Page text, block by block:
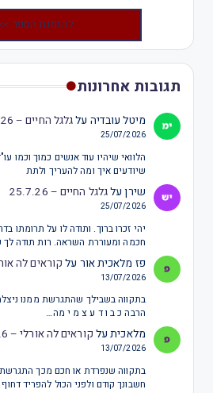
להזמנת הספר
תגובות אחרונות
מיטל עובדיה עלגלגל החיים – 25.7.26
25/07/2026
הלוואי שיהיו עוד אנשים כמוך וכמו
שיודעים איך ומה להעריך ולתת
שירןעלגלגל החיים – 25.7.26
25/07/2026
יהי זכרו ברוך. ותודה לו על תרומתו
חכמה ומעוררת השראה. רות תודה לך
פז מלאכית אור על קוראים לה אורלי
13/07/2026
בתקווה בשבילך שהתגרשת ממנו
הרבה כ ב ו ד ע צ מ י מה…
מלאכיתעל קוראים לה אורלי – 9.5.26
13/07/2026
בתקווה שנפרדת או חכם מכך
חשבונך קודם ולפני הכול להפריד